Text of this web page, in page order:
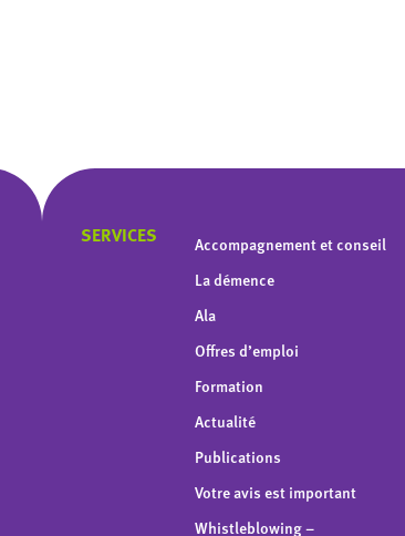
SERVICES
Accompagnement et conseil
La démence
Ala
Offres d’emploi
Formation
Actualité
Publications
Votre avis est important
Whistleblowing –